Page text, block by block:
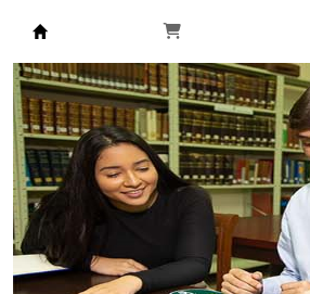
Biblioteca Universidad